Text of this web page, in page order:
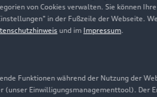
von Cookies verwalten. Sie können
in der Fußzeile der Webseite.
und im Impressum.
Funktionen während der Nutzung der
(unser Einwilligungsmanagementtool). Der
Investor Relations
Presse & Media Center
Audi erleben